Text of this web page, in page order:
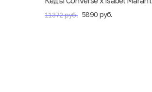
11372 руб. 5890 руб.